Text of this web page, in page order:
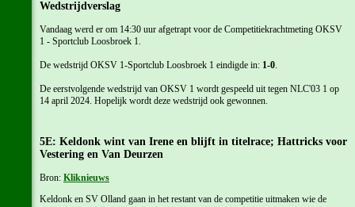
Wedstrijdverslag
Vandaag werd er om 14:30 uur afgetrapt voor de Competitiekrachtmeting OKSV
1 - Sportclub Loosbroek 1.
De wedstrijd OKSV 1-Sportclub Loosbroek 1 eindigde in: 1-0.
De eerstvolgende wedstrijd van OKSV 1 wordt gespeeld uit tegen NLC'03 1 op
14 april 2024. Hopelijk wordt deze wedstrijd ook gewonnen.
5E: Keldonk wint van Irene en blijft in titelrace; Hattricks voor
Vestering en Van Deurzen
Bron: Kliknieuws
Keldonk en SV Olland gaan in het restant van de competitie uitmaken wie de